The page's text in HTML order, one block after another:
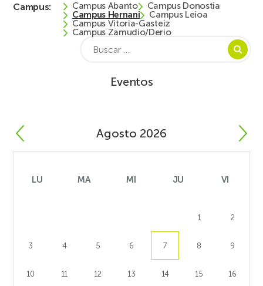
Campus: Campus Abanto
Campus Donostia
Campus Hernani
Campus Leioa
Campus Vitoria-Gasteiz
Campus Zamudio/Derio
Eventos
Agosto 2026
LU MA MI JU VI
1 2
3 4 5 6 7 8 9
10 11 12 13 14 15 16